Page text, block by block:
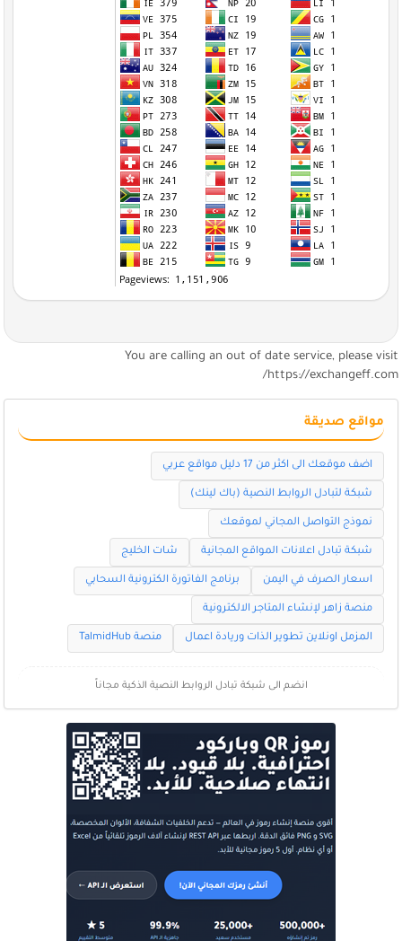
You are calling an out of date service, please visit
https://exchangeff.com/
مواقع صديقة
اضف موقعك الى اكثر من 17 دليل مواقع عربي
شبكة لتبادل الروابط النصية (باك لينك)
نموذج التواصل المجاني لموقعك
شبكة تبادل اعلانات المواقع المجانية شات الخليج
اسعار الصرف في اليمن برنامج الفاتورة الكترونية السحابي
منصة زاهر لإنشاء المتاجر الالكترونية
المزمل اونلاين تطوير الذات وريادة اعمال منصة TalmidHub
انضم الى شبكة تبادل الروابط النصية الذكية مجاناً